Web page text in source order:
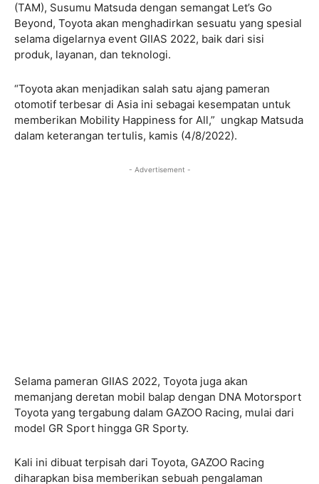
(TAM), Susumu Matsuda dengan semangat Let’s Go
Beyond, Toyota akan menghadirkan sesuatu yang spesial
selama digelarnya event GIIAS 2022, baik dari sisi
produk, layanan, dan teknologi.
“Toyota akan menjadikan salah satu ajang pameran
otomotif terbesar di Asia ini sebagai kesempatan untuk
memberikan Mobility Happiness for All,” ungkap Matsuda
dalam keterangan tertulis, kamis (4/8/2022).
- Advertisement -
Selama pameran GIIAS 2022, Toyota juga akan
memanjang deretan mobil balap dengan DNA Motorsport
Toyota yang tergabung dalam GAZOO Racing, mulai dari
model GR Sport hingga GR Sporty.
Kali ini dibuat terpisah dari Toyota, GAZOO Racing
diharapkan bisa memberikan sebuah pengalaman